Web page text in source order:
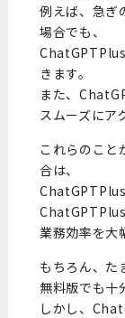
例えば、急ぎ
場合でも、
きます。
また、
スムーズにア
これらのこ
合は、
ChatGPTPlus
ChatGPTPlus
業務効率を大
もちろん、た
無料版でも十
しかし、